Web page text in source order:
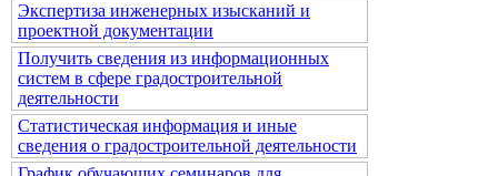
Экспертиза инженерных изысканий и
проектной документации
Получить сведения из информационных
систем в сфере градостроительной
деятельности
Статистическая информация и иные
сведения о градостроительной деятельности